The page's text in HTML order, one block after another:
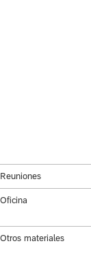
Reuniones
Oficina
Otros materiales